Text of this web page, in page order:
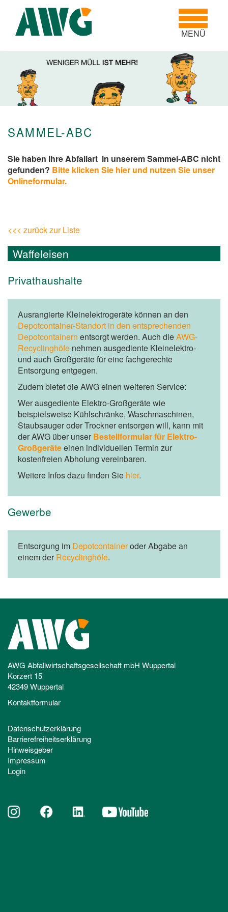
Toggle
MENÜ
SAMMEL-ABC
Sie haben Ihre Abfallart in unserem Sammel-ABC nicht
gefunden? Bitte klicken Sie hier und nutzen Sie unser
Onlineformular.
<<< zurück zur Liste
Waffeleisen
Privathaushalte
Ausrangierte Kleinelektrogeräte können an den
Depotcontainer-Standort in den entsprechenden
Depotcontainern entsorgt werden. Auch dieAWG-
Recyclinghöfe nehmen ausgediente Kleinelektro-
und auch Großgeräte für eine fachgerechte
Entsorgung entgegen.
Zudem bietet die AWG einen weiteren Service:
Wer ausgediente Elektro-Großgeräte wie
beispielsweise Kühlschränke, Waschmaschinen,
Staubsauger oder Trockner entsorgen will, kann mit
der AWG über unser Bestellformular für Elektro-
Großgeräteeinen individuellen Termin zur
kostenfreien Abholung vereinbaren.
Weitere Infos dazu finden Sie hier.
Gewerbe
Entsorgung im Depotcontaineroder Abgabe an
einem der Recyclinghöfe.
AWG Abfallwirtschaftsgesellschaft mbH Wuppertal
Korzert 15
42349 Wuppertal
Kontaktformular
Datenschutzerklärung
Barrierefreiheitserklärung
Hinweisgeber
Impressum
Login